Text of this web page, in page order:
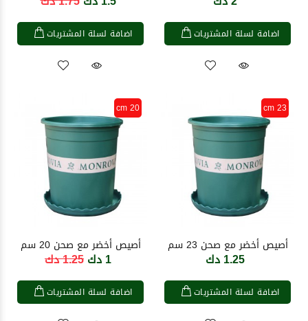
اضافة لسلة المشتريات اضافة لسلة المشتريات
23 cm
أصيص أخضر مع صحن 23 سم
1.25 دك
اضافة لسلة المشتريات
20 cm
أصيص أخضر مع صحن 20 سم
1 دك 1.25 دك
اضافة لسلة المشتريات